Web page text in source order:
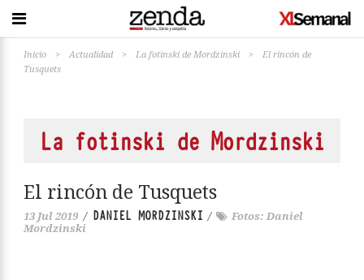
Inicio > Actualidad > La fotinski de Mordzinski >
El rincón de
Tusquets
La fotinski de Mordzinski
El rincón de Tusquets
13 Jul 2019 / DANIEL MORDZINSKI /
Fotos: Daniel
Mordzinski